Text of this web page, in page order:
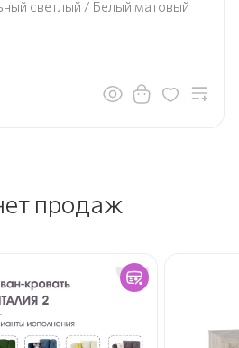
светлый / Белый матовый
продаж